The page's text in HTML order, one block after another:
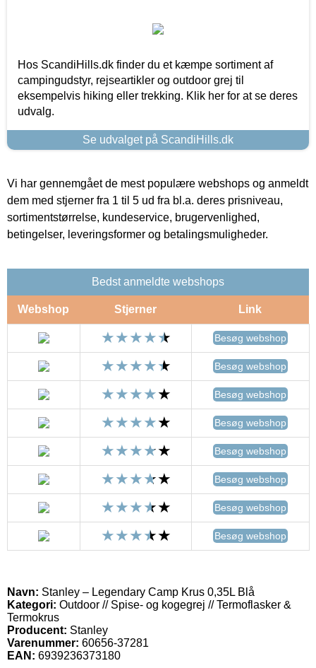
Hos ScandiHills.dk finder du et kæmpe sortiment af
campingudstyr, rejseartikler og outdoor grej til
eksempelvis hiking eller trekking. Klik her for at se deres
udvalg.
Se udvalget på ScandiHills.dk
Vi har gennemgået de mest populære webshops og anmeldt
dem med stjerner fra 1 til 5 ud fra bl.a. deres prisniveau,
sortimentstørrelse, kundeservice, brugervenlighed,
betingelser, leveringsformer og betalingsmuligheder.
Bedst anmeldte webshops
Webshop Stjerner Link
Besøg webshop
Besøg webshop
Besøg webshop
Besøg webshop
Besøg webshop
Besøg webshop
Besøg webshop
Besøg webshop
Navn: Stanley – Legendary Camp Krus 0,35L Blå
Kategori: Outdoor // Spise- og kogegrej // Termoflasker &
Termokrus
Producent: Stanley
Varenummer: 60656-37281
EAN: 6939236373180